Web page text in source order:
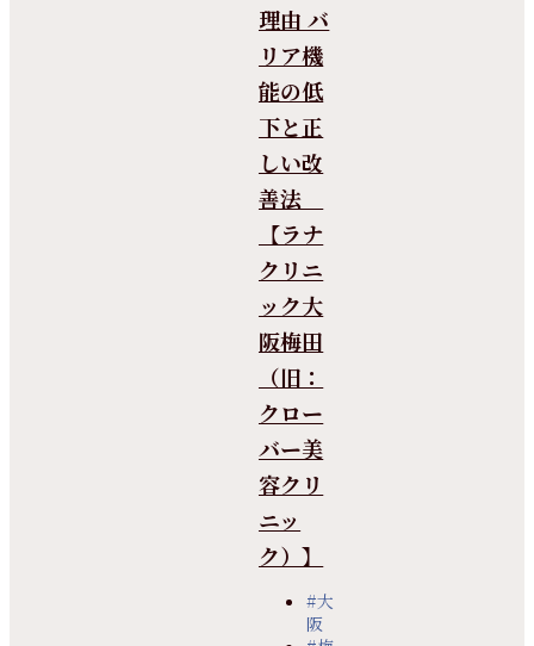
理由 バ
リア機
能の低
下と正
しい改
善法
【ラナ
クリニ
ック大
阪梅田
（旧：
クロー
バー美
容クリ
ニッ
ク）】
#大
阪